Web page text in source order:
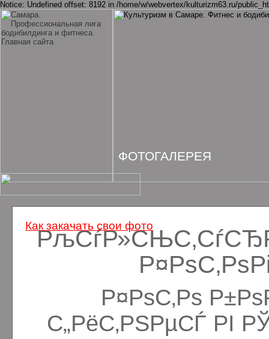
Notice: Undefined offset: 8192 in /home/w/webvertex/kulturizm63.ru/
Р¤РѕС‚Рѕ
С„РёС‚РЅРµСЃ РІ
ФОТОГАЛЕРЕЯ
Как закачать свои фото